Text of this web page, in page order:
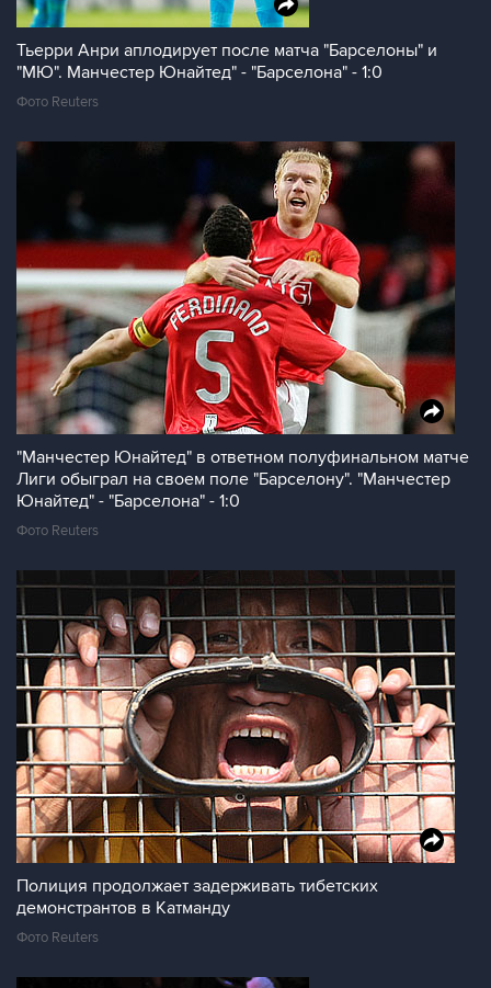
Тьерри Анри аплодирует после матча "Барселоны" и
"МЮ". Манчестер Юнайтед" - "Барселона" - 1:0
Фото Reuters
"Манчестер Юнайтед" в ответном полуфинальном матче
Лиги обыграл на своем поле "Барселону". "Манчестер
Юнайтед" - "Барселона" - 1:0
Фото Reuters
Полиция продолжает задерживать тибетских
демонстрантов в Катманду
Фото Reuters